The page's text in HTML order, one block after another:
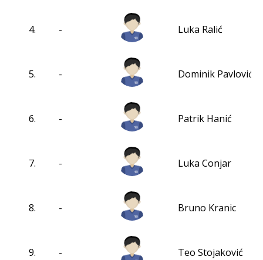
4. - Luka Ralić
5. - Dominik Pavlović
6. - Patrik Hanić
7. - Luka Conjar
8. - Bruno Kranic
9. - Teo Stojaković